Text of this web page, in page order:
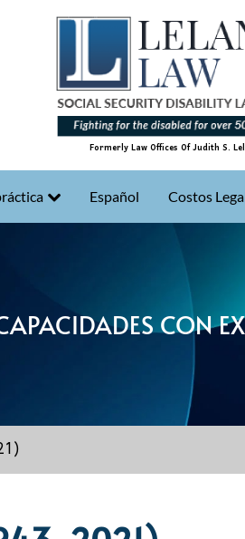
Formerly Law Offices Of Judith S.
Español Costos
CON